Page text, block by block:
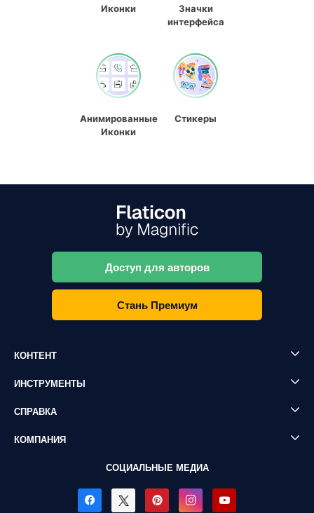
Иконки
Значки
интерфейса
Анимированные
Иконки
Стикеры
Доступ для авторов
Стань Премиум
КОНТЕНТ
ИНСТРУМЕНТЫ
СПРАВКА
КОМПАНИЯ
СОЦИАЛЬНЫЕ МЕДИА